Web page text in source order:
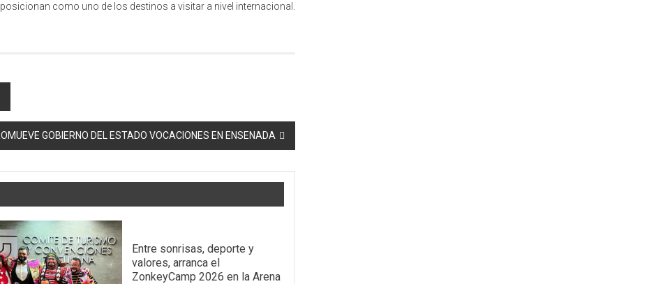
como uno de los destinos a visitar a nivel internacional.
GOBIERNO DEL ESTADO VOCACIONES EN ENSENADA
Entre sonrisas, deporte y
valores, arranca el
ZonkeyCamp 2026 en la Arena